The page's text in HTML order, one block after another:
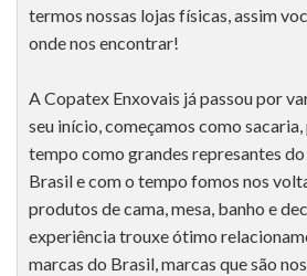
termos nossas lojas físicas, assim
onde nos encontrar!
A Copatex Enxovais já passou por
seu início, começamos como
tempo como grandes represantes
Brasil e com o tempo fomos nos
produtos de cama, mesa, banho e
experiência trouxe ótimo
marcas do Brasil, marcas que são